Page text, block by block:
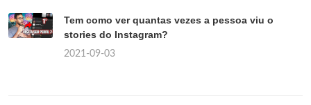
Tem como ver quantas vezes a pessoa viu o
stories do Instagram?
2021-09-03